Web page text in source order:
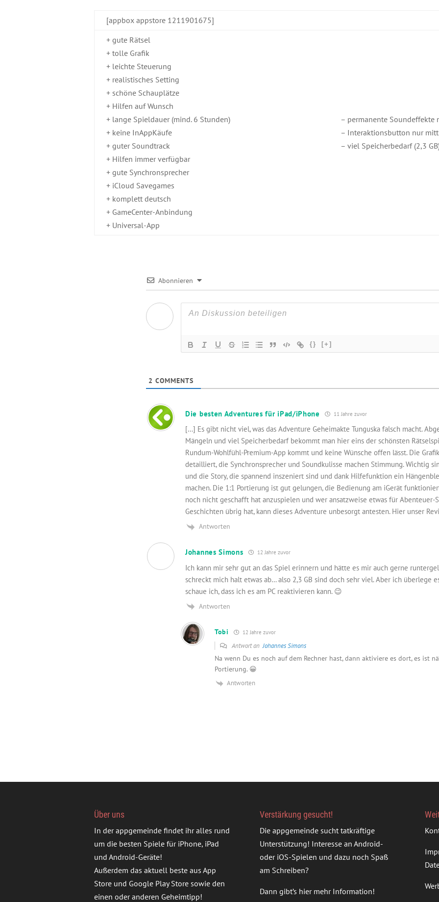
[appbox appstore 1211901675]
+ gute Rätsel
+ tolle Grafik
+ leichte Steuerung
+ realistisches Setting
+ schöne Schauplätze
+ Hilfen auf Wunsch
+ lange Spieldauer (mind. 6 Stunden)
+ keine InAppKäufe
+ guter Soundtrack
+ Hilfen immer verfügbar
+ gute Synchronsprecher
+ iCloud Savegames
+ komplett deutsch
+ GameCenter-Anbindung
+ Universal-App
– permanente Soundeffekte
– Interaktionsbutton nur
– viel Speicherbedarf (2,3
Abonnieren
{} [+]
2 COMMENTS
Die besten Adventures für iPad/iPhone 11 Jahre zuvor
[…] Es gibt nicht viel, was das Adventure Geheimakte Tunguska falsch macht.
Mängeln und viel Speicherbedarf bekommt man hier eins der schönsten
Rundum-Wohlfühl-Premium-App kommt und keine Wünsche offen lässt. Die
detailliert, die Synchronsprecher und Soundkulisse machen Stimmung. Wichtig
und die Story, die spannend inszeniert sind und dank Hilfefunktion ein
machen. Die 1:1 Portierung ist gut gelungen, die Bedienung am iGerät
noch nicht geschafft hat anzuspielen und wer ansatzweise etwas für Abenteuer-
Geschichten übrig hat, kann dieses Adventure unbesorgt antesten. Hier unser
Antworten
Johannes Simons 12 Jahre zuvor
Ich kann mir sehr gut an das Spiel erinnern und hätte es mir auch gerne
schreckt mich halt etwas ab… also 2,3 GB sind doch sehr viel. Aber ich überlege
schaue ich, dass ich es am PC reaktivieren kann. 😉
Antworten
Tobi 12 Jahre zuvor
Antwort anJohannes Simons
Na wenn Du es noch auf dem Rechner hast, dann aktiviere es dort, es ist
Portierung. 😀
Antworten
Über uns
In der appgemeinde findet ihr alles rund
um die besten Spiele für iPhone, iPad
und Android-Geräte!
Außerdem das aktuell beste aus App
Store und Google Play Store sowie den
einen oder anderen Geheimtipp!
Verstärkung gesucht!
Die appgemeinde sucht tatkräftige
Unterstützung! Interesse an Android-
oder iOS-Spielen und dazu noch Spaß
am Schreiben?
Dann gibt’s hier mehr Information!